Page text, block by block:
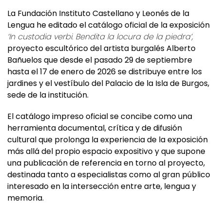
La Fundación Instituto Castellano y Leonés de la
Lengua he editado el catálogo oficial de la exposición
‘In custodia verbi. Bendita la locura de la piedra’,
proyecto escultórico del artista burgalés Alberto
Bañuelos que desde el pasado 29 de septiembre
hasta el 17 de enero de 2026 se distribuye entre los
jardines y el vestíbulo del Palacio de la Isla de Burgos,
sede de la institución.
El catálogo impreso oficial se concibe como una
herramienta documental, crítica y de difusión
cultural que prolonga la experiencia de la exposición
más allá del propio espacio expositivo y que supone
una publicación de referencia en torno al proyecto,
destinada tanto a especialistas como al gran público
interesado en la intersección entre arte, lengua y
memoria.